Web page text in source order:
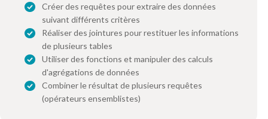
Créer des requêtes pour extraire des données
suivant différents critères
Réaliser des jointures pour restituer les informations
de plusieurs tables
Utiliser des fonctions et manipuler des calculs
d'agrégations de données
Combiner le résultat de plusieurs requêtes
(opérateurs ensemblistes)